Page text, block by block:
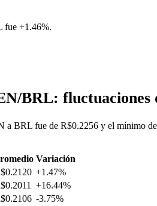
fue +1.46%.
BRL:
BRL fue de R$0.2256 y el mínimo
Variación
+1.47%
+16.44%
-3.75%